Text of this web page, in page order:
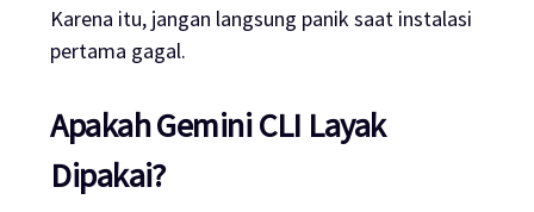
Karena itu, jangan langsung panik saat instalasi
pertama gagal.
Apakah Gemini CLI Layak
Dipakai?